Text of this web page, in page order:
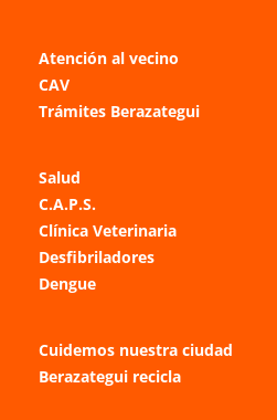
Atención al vecino
CAV
Trámites Berazategui
Salud
C.A.P.S.
Clínica Veterinaria
Desfibriladores
Dengue
Cuidemos nuestra ciudad
Berazategui recicla